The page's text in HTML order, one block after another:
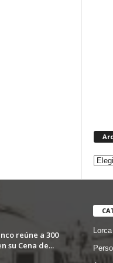
reúne a 300
su Cena de...
Lorca